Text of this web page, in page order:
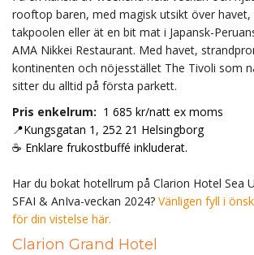
rooftop baren, med magisk utsikt över
takpoolen eller ät en bit mat i Japansk-
AMA Nikkei Restaurant. Med havet,
kontinenten och nöjesstället The Tivoli som
sitter du alltid på första parkett.
Pris enkelrum: 1 685 kr/natt ex moms
📍Kungsgatan 1, 252 21 Helsingborg
☕ Enklare frukostbuffé inkluderat.
Har du bokat hotellrum på Clarion Hotel Sea
SFAI & AnIva-veckan 2024? Vänligen fyll i
för din vistelse här.
Clarion Grand Hotel